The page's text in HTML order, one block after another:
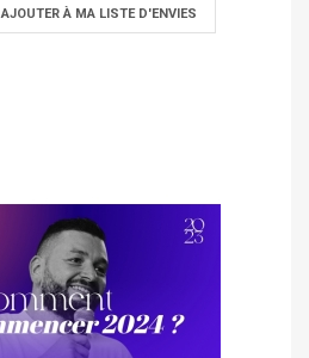
AJOUTER À MA LISTE D'ENVIES